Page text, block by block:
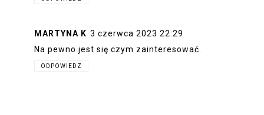
MARTYNA K 3 czerwca 2023 22:29
Na pewno jest się czym zainteresować.
ODPOWIEDZ